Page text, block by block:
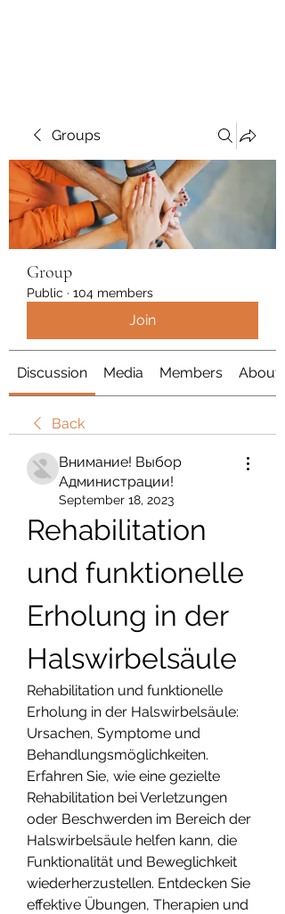
Groups
Group
Public · 104 members
Join
Discussion Media Members About
Back
Внимание! Выбор
Администрации!
September 18, 2023
Rehabilitation
und funktionelle
Erholung in der
Halswirbelsäule
Rehabilitation und funktionelle
Erholung in der Halswirbelsäule:
Ursachen, Symptome und
Behandlungsmöglichkeiten.
Erfahren Sie, wie eine gezielte
Rehabilitation bei Verletzungen
oder Beschwerden im Bereich der
Halswirbelsäule helfen kann, die
Funktionalität und Beweglichkeit
wiederherzustellen. Entdecken Sie
effektive Übungen, Therapien und